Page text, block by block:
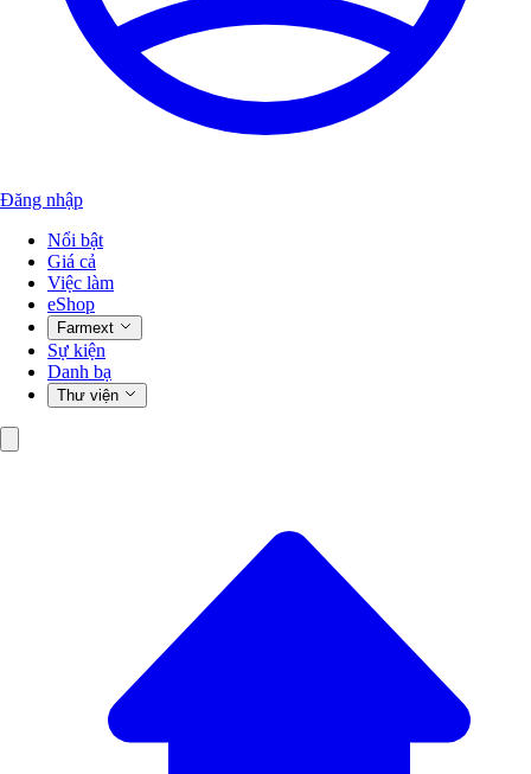
Đăng nhập
Nổi bật
Giá cả
Việc làm
eShop
Farmext
Sự kiện
Danh bạ
Thư viện